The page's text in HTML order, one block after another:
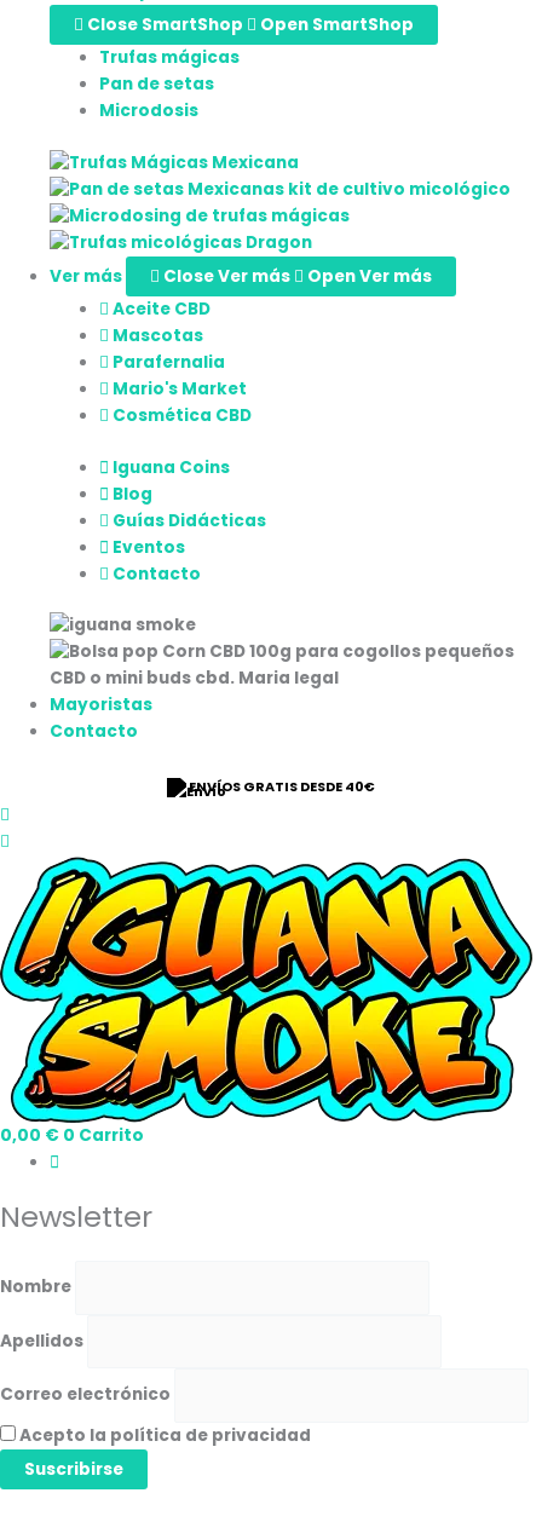
Close SmartShop
Open SmartShop
Trufas mágicas
Pan de setas
Microdosis
Ver más Close Ver más
Open Ver más
Aceite CBD
Mascotas
Parafernalia
Mario's Market
Cosmética CBD
Iguana Coins
Blog
Guías Didácticas
Eventos
Contacto
Mayoristas
Contacto
⭐ 9/10 VALORACIÓN
0,00 € 0 Carrito
Newsletter
Nombre
Apellidos
Correo electrónico
Acepto la política de privacidad